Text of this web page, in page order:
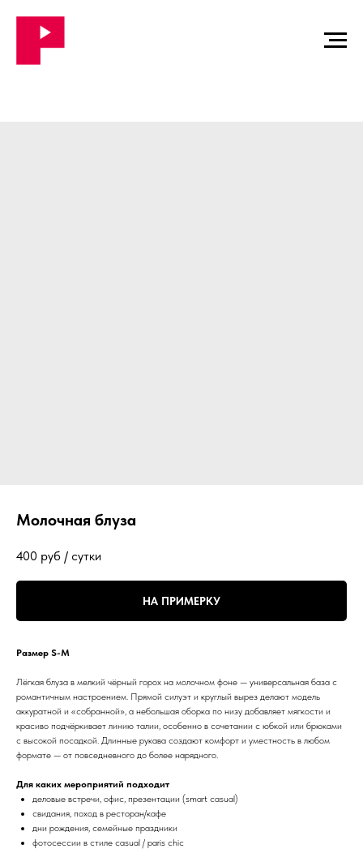
Молочная блуза
400 руб / сутки
НА ПРИМЕРКУ
Размер S-M
Лёгкая блуза в мелкий чёрный горох на молочном фоне — универсальная база с
романтичным настроением. Прямой силуэт и круглый вырез делают модель
аккуратной и «собранной», а небольшая оборка по низу добавляет мягкости и
красиво подчёркивает линию талии, особенно в сочетании с юбкой или брюками
с высокой посадкой. Длинные рукава создают комфорт и уместность в любом
формате — от повседневного до более нарядного.
Для каких мероприятий подходит
деловые встречи, офис, презентации (smart casual)
свидания, поход в ресторан/кафе
дни рождения, семейные праздники
фотосессии в стиле casual / paris chic